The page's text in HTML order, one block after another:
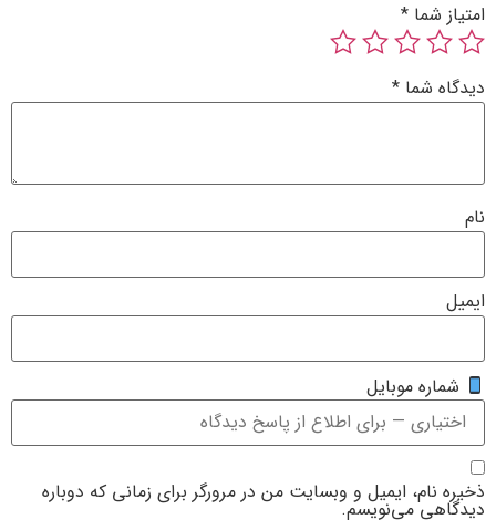
شما*
شما*
موبایل
نام، ایمیل و وبسایت من در مرورگر برای زمانی که دوباره
می‌نویسم.